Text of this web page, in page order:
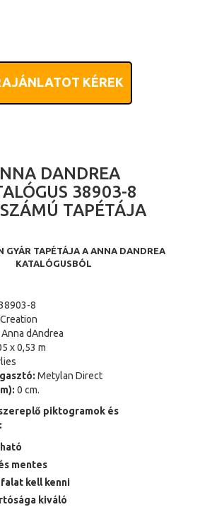
KÉREK
DANDREA
38903-8
TAPÉTÁJA
GYÁR TAPÉTÁJA A ANNA DANDREA
KATALÓGUSBÓL
8
Anna dAndrea
x 0,53 m
Metylan Direct
0 cm.
piktogramok és
mentes
falat kell kenni
kiváló